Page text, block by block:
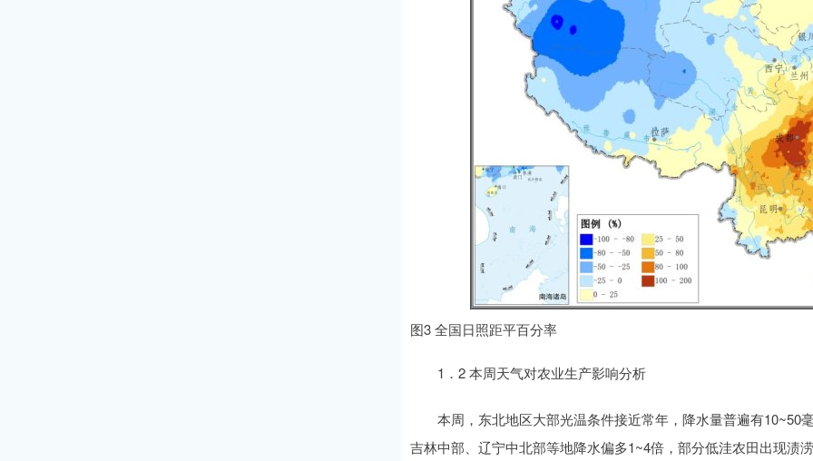
图3 全国日照距平百分率
1．2 本周天气对农业生产影响分析
本周，东北地区大部光温条件接近常年，降水量普遍有10~50
吉林中部、辽宁中北部等地降水偏多1~4倍，部分低洼农田出现渍